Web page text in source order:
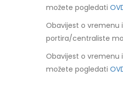
možete pogledati
Obavijest o vremenu
portira/centraliste
Obavijest o vremenu
možete pogledati